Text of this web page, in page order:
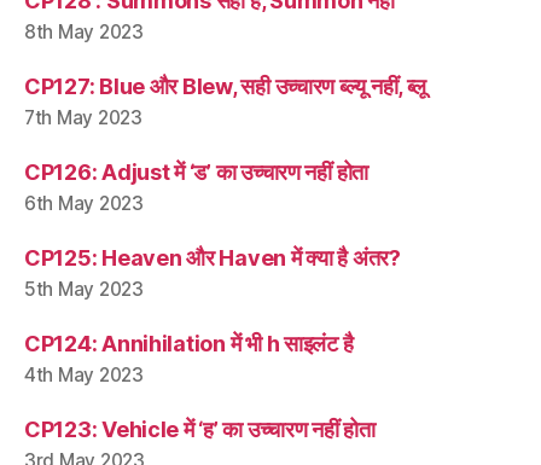
8th May 2023
CP127: Blue और Blew, सही उच्चारण ब्ल्यू नहीं, ब्लू
7th May 2023
CP126: Adjust में ‘ड’ का उच्चारण नहीं होता
6th May 2023
CP125: Heaven और Haven में क्या है अंतर?
5th May 2023
CP124: Annihilation में भी h साइलंट है
4th May 2023
CP123: Vehicle में ‘ह’ का उच्चारण नहीं होता
3rd May 2023